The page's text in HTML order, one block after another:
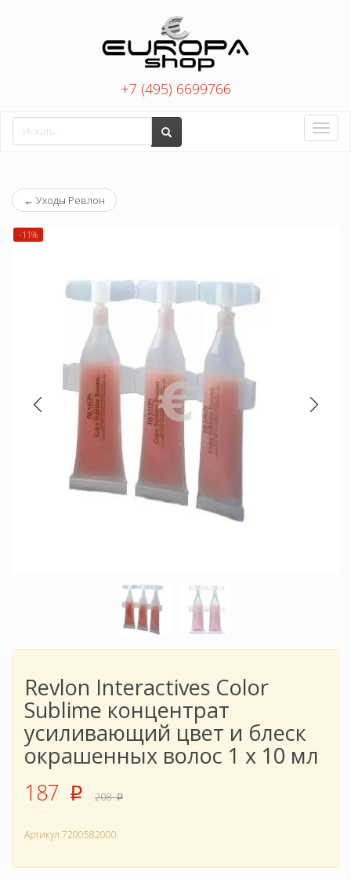
+7 (495) 6699766
Toggle
← Уходы Ревлон
-11%
Revlon Interactives Color
Sublime концентрат
усиливающий цвет и блеск
окрашенных волос 1 х 10 мл
187 p 208 p
Артикул 7200582000